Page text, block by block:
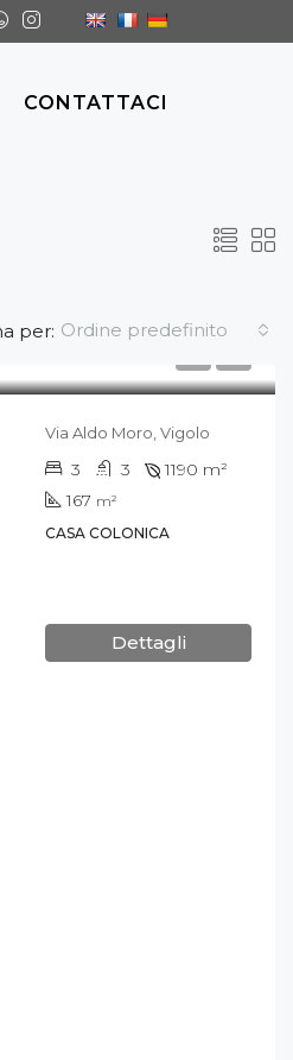
CONTATTACI
per: Ordine predefinito
Via Aldo Moro, Vigolo
3 3 1190 m²
167 m²
CASA COLONICA
Dettagli